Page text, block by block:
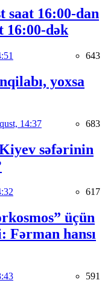
saat 16:00-dan
16:00-dək
643
yoxsa
14:37 683
səfərinin
617
üçün
Fərman hansı
591